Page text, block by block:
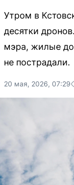
Утром в
десятки
мэра, жилые
не пострадали.
20 мая, 2026, 07:29